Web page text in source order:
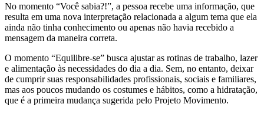
No momento “Você sabia?!”, a pessoa recebe uma informação, que
resulta em uma nova interpretação relacionada a algum tema que ela
ainda não tinha conhecimento ou apenas não havia recebido a
mensagem da maneira correta.
O momento “Equilibre-se” busca ajustar as rotinas de trabalho, lazer
e alimentação às necessidades do dia a dia. Sem, no entanto, deixar
de cumprir suas responsabilidades profissionais, sociais e familiares,
mas aos poucos mudando os costumes e hábitos, como a hidratação,
que é a primeira mudança sugerida pelo Projeto Movimento.